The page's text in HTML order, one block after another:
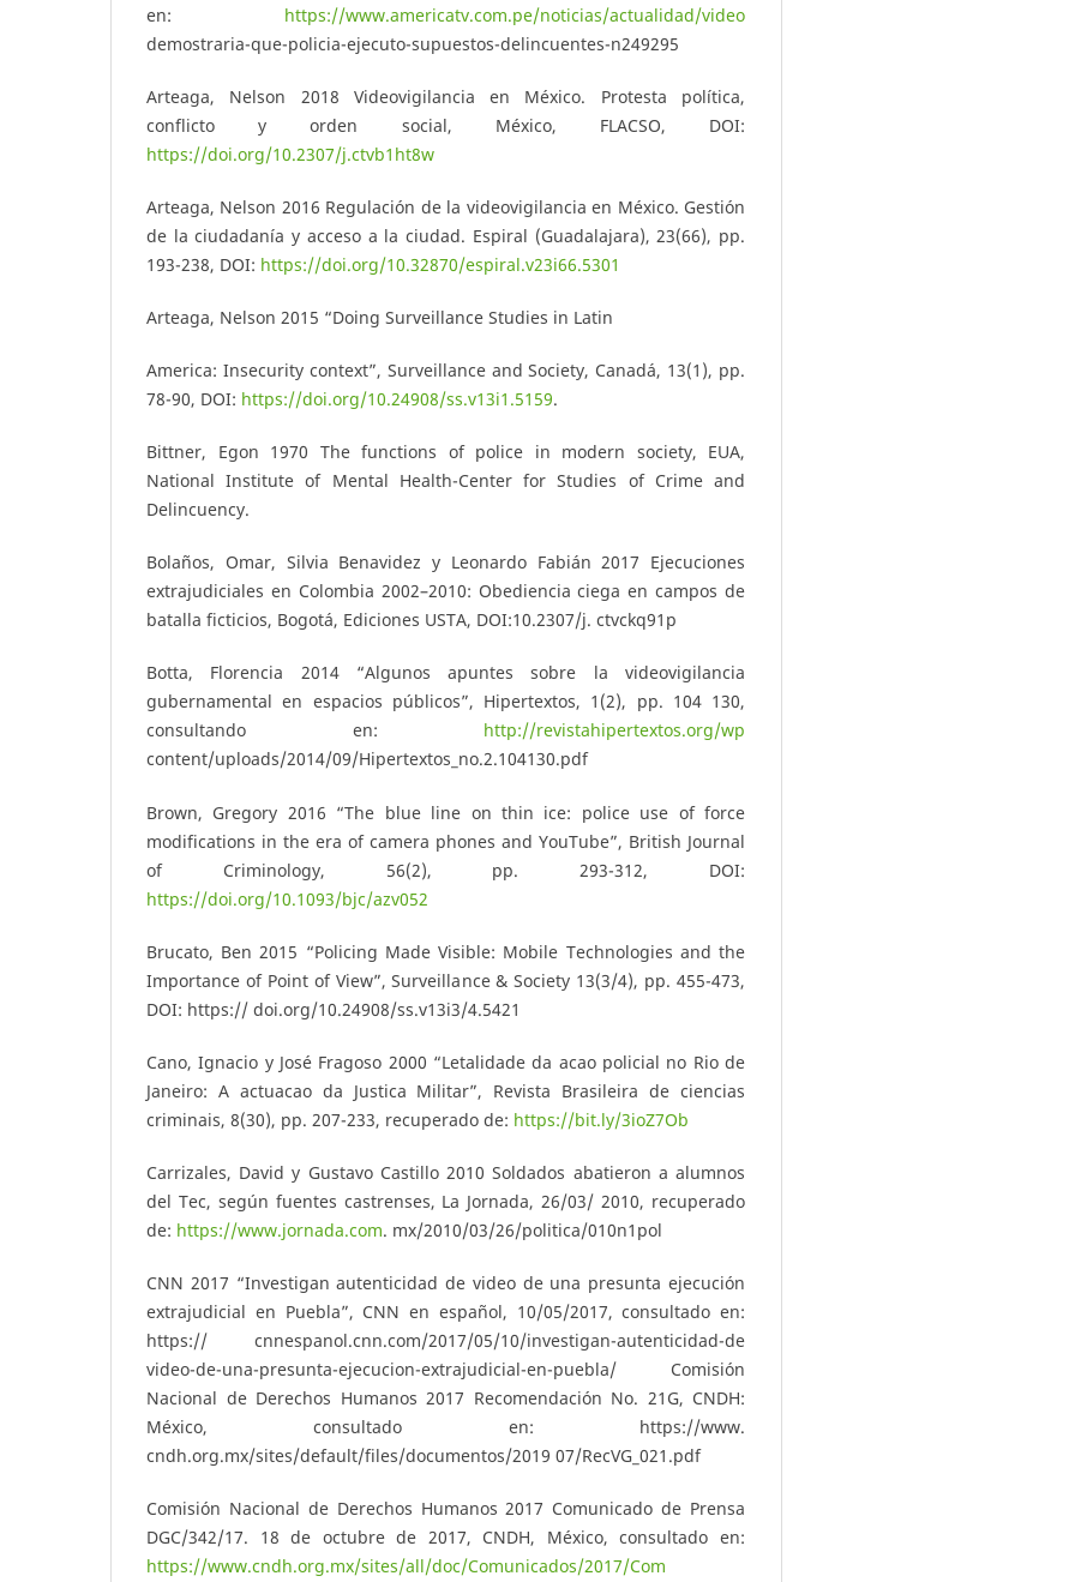
en: https://www.americatv.com.pe/noticias/actualidad/video
demostraria-que-policia-ejecuto-supuestos-delincuentes-n249295
Arteaga, Nelson 2018 Videovigilancia en México. Protesta política,
conflicto y orden social, México, FLACSO, DOI:
https://doi.org/10.2307/j.ctvb1ht8w
Arteaga, Nelson 2016 Regulación de la videovigilancia en México. Gestión
de la ciudadanía y acceso a la ciudad. Espiral (Guadalajara), 23(66), pp.
193-238, DOI: https://doi.org/10.32870/espiral.v23i66.5301
Arteaga, Nelson 2015 “Doing Surveillance Studies in Latin
America: Insecurity context”, Surveillance and Society, Canadá, 13(1), pp.
78-90, DOI: https://doi.org/10.24908/ss.v13i1.5159.
Bittner, Egon 1970 The functions of police in modern society, EUA,
National Institute of Mental Health-Center for Studies of Crime and
Delincuency.
Bolaños, Omar, Silvia Benavidez y Leonardo Fabián 2017 Ejecuciones
extrajudiciales en Colombia 2002–2010: Obediencia ciega en campos de
batalla ficticios, Bogotá, Ediciones USTA, DOI:10.2307/j. ctvckq91p
Botta, Florencia 2014 “Algunos apuntes sobre la videovigilancia
gubernamental en espacios públicos”, Hipertextos, 1(2), pp. 104 130,
consultando en: http://revistahipertextos.org/wp
content/uploads/2014/09/Hipertextos_no.2.104130.pdf
Brown, Gregory 2016 “The blue line on thin ice: police use of force
modifications in the era of camera phones and YouTube”, British Journal
of Criminology, 56(2), pp. 293-312, DOI:
https://doi.org/10.1093/bjc/azv052
Brucato, Ben 2015 “Policing Made Visible: Mobile Technologies and the
Importance of Point of View”, Surveillance & Society 13(3/4), pp. 455-473,
DOI: https:// doi.org/10.24908/ss.v13i3/4.5421
Cano, Ignacio y José Fragoso 2000 “Letalidade da acao policial no Rio de
Janeiro: A actuacao da Justica Militar”, Revista Brasileira de ciencias
criminais, 8(30), pp. 207-233, recuperado de: https://bit.ly/3ioZ7Ob
Carrizales, David y Gustavo Castillo 2010 Soldados abatieron a alumnos
del Tec, según fuentes castrenses, La Jornada, 26/03/ 2010, recuperado
de: https://www.jornada.com. mx/2010/03/26/politica/010n1pol
CNN 2017 “Investigan autenticidad de video de una presunta ejecución
extrajudicial en Puebla”, CNN en español, 10/05/2017, consultado en:
https:// cnnespanol.cnn.com/2017/05/10/investigan-autenticidad-de
video-de-una-presunta-ejecucion-extrajudicial-en-puebla/ Comisión
Nacional de Derechos Humanos 2017 Recomendación No. 21G, CNDH:
México, consultado en: https://www.
cndh.org.mx/sites/default/files/documentos/2019 07/RecVG_021.pdf
Comisión Nacional de Derechos Humanos 2017 Comunicado de Prensa
DGC/342/17. 18 de octubre de 2017, CNDH, México, consultado en:
https://www.cndh.org.mx/sites/all/doc/Comunicados/2017/Com